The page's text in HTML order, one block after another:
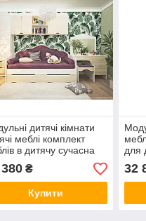
дитячі кімнати
меблі комплект
в дитячу сучасна
кімната для
Італія комплект
₴
Купити
для
32